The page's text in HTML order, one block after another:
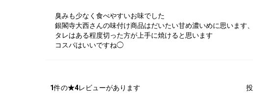
臭みも少なく食べやすいお味でした
銀閣寺大西さんの味付け商品はだいたい甘め濃いめに思いま
タレはある程度切った方が上手に焼けると思います
コスパはいいですね◯
1件の★4レビューがあります